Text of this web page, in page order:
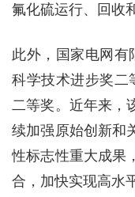
氟化硫运行、回收
此外，国家电网有
科学技术进步奖二
二等奖。近年来，
续加强原始创新和
性标志性重大成果
合，加快实现高水